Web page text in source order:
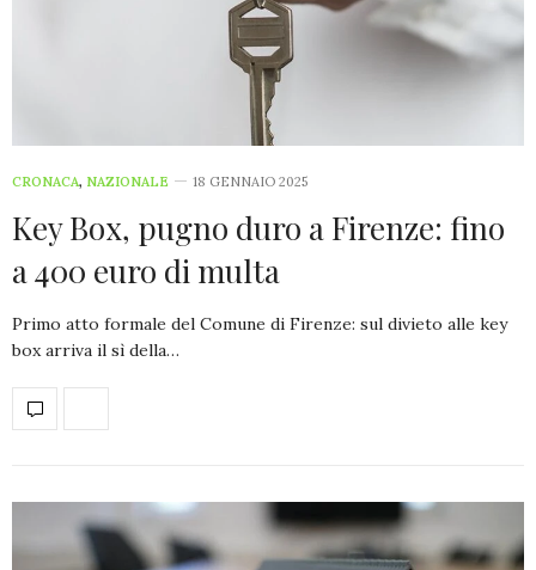
CRONACA, NAZIONALE 18 GENNAIO 2025
Key Box, pugno duro a Firenze: fino
a 400 euro di multa
Primo atto formale del Comune di Firenze: sul divieto alle key
box arriva il sì della…